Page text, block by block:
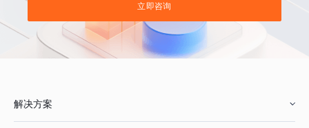
立即咨询
解决方案